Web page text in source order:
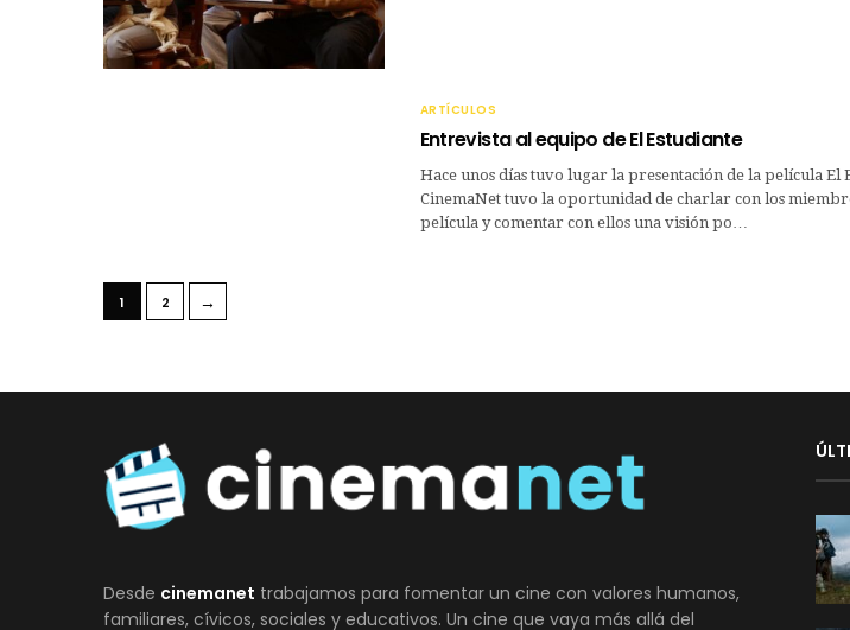
ARTÍCULOS
Entrevista al equipo de El Estudiante
Hace unos días tuvo lugar la presentación de la película El
CinemaNet tuvo la oportunidad de charlar con los
película y comentar con ellos una visión po…
1 2 →
Desde cinemanet trabajamos para fomentar un cine con valores humanos,
familiares, cívicos, sociales y educativos. Un cine que vaya más allá del